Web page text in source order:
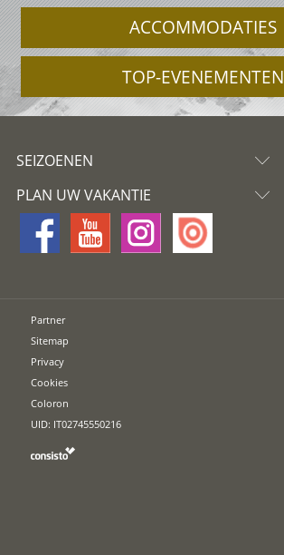
ACCOMMODATIES
TOP-EVENEMENTEN
SEIZOENEN
PLAN UW VAKANTIE
Partner
Sitemap
Privacy
Cookies
Coloron
UID: IT02745550216